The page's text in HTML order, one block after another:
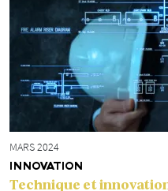
MARS 2024
INNOVATION
Technique et